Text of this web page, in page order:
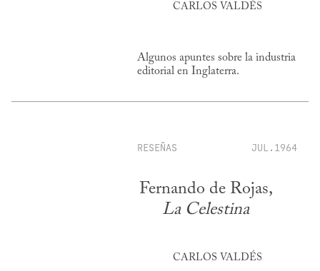
CARLOS VALDÉS
Algunos apuntes sobre la industria
editorial en Inglaterra.
RESEÑAS JUL.1964
Fernando de Rojas,
La Celestina
CARLOS VALDÉS